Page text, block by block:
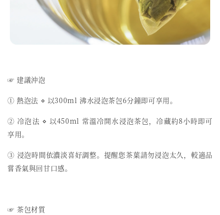
☞ 建議沖泡
① 熱泡法 ⋄ 以300ml 沸水浸泡茶包6分鐘即可享用。
② 冷泡法 ⋄ 以450ml 常溫冷開水浸泡茶包，冷藏約8小時即可
享用。
③ 浸泡時間依濃淡喜好調整。提醒您茶葉請勿浸泡太久，較適品
嘗香氣與回甘口感。
☞ 茶包材質